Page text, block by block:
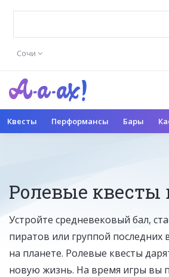
Сочи
Квесты Перформансы Бары
Ролевые квесты
Устройте средневековый бал,
пиратов или группой
на планете. Ролевые квесты
новую жизнь. На время игры вы